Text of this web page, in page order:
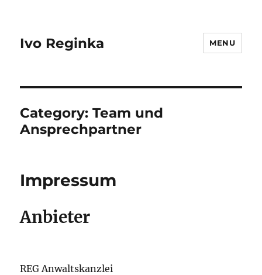
Ivo Reginka MENU
Category:Team und
Ansprechpartner
Impressum
Anbieter
REG Anwaltskanzlei